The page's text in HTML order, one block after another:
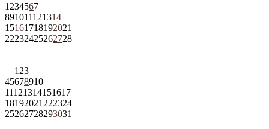
1 234567
891011121314
15161718192021
22232425262728
1 23
45678910
11121314151617
18192021 222324
25262728293031